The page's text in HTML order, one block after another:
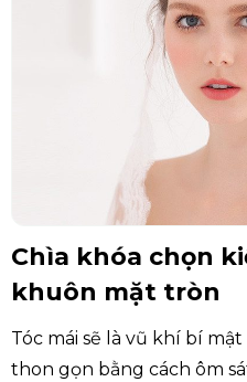
Chìa khóa chọn
khuôn mặt tròn
Tóc mái sẽ là vũ khí bí
thon gọn bằng cách ôm